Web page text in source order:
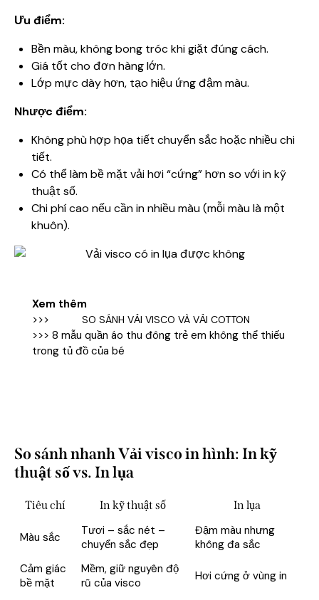
Ưu điểm:
Bền màu, không bong tróc khi giặt đúng cách.
Giá tốt cho đơn hàng lớn.
Lớp mực dày hơn, tạo hiệu ứng đậm màu.
Nhược điểm:
Không phù hợp họa tiết chuyển sắc hoặc nhiều chi
tiết.
Có thể làm bề mặt vải hơi “cứng” hơn so với in kỹ
thuật số.
Chi phí cao nếu cần in nhiều màu (mỗi màu là một
khuôn).
Xem thêm
>>>
SO SÁNH VẢI VISCO VÀ VẢI COTTON
>>> 8 mẫu quần áo thu đông trẻ em không thể thiếu
trong tủ đồ của bé
So sánh nhanh Vải visco in hình: In kỹ
thuật số vs. In lụa
Tiêu chí In kỹ thuật số In lụa
Màu sắc
Tươi – sắc nét –
chuyển sắc đẹp
Đậm màu nhưng
không đa sắc
Cảm giác
bề mặt
Mềm, giữ nguyên độ
rũ của visco
Hơi cứng ở vùng in